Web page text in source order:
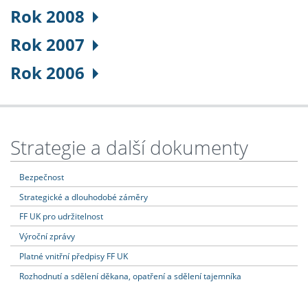
Rok 2008
Rok 2007
Rok 2006
Strategie a další dokumenty
Bezpečnost
Strategické a dlouhodobé záměry
FF UK pro udržitelnost
Výroční zprávy
Platné vnitřní předpisy FF UK
Rozhodnutí a sdělení děkana, opatření a sdělení tajemníka